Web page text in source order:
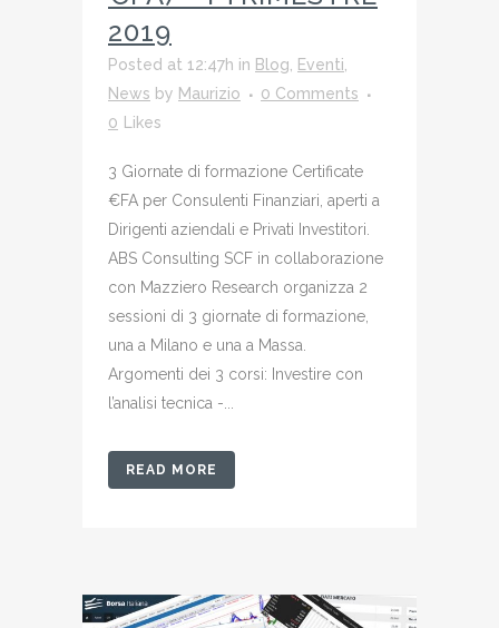
2019
Posted at 12:47h in Blog Eventi
News by Maurizio
0 Comments
0
Likes
3 Giornate di formazione Certificate
€FA per Consulenti Finanziari, aperti a
Dirigenti aziendali e Privati Investitori.
ABS Consulting SCF in collaborazione
con Mazziero Research organizza 2
sessioni di 3 giornate di formazione,
una a Milano e una a Massa.
Argomenti dei 3 corsi: Investire con
l’analisi tecnica -...
READ MORE